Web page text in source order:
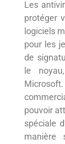
Les
protéger
logiciels
pour les
de
le
pouvoir
spéciale
manière